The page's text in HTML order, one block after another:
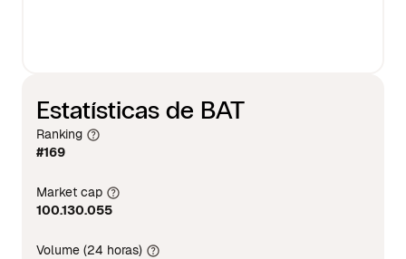
Estatísticas de BAT
Ranking
#169
Market cap
100.130.055
Volume (24 horas)